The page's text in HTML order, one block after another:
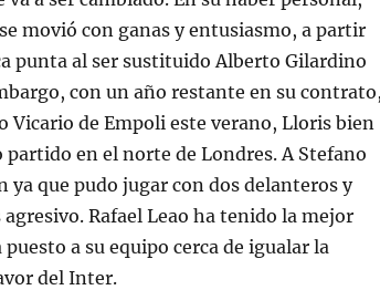
movió con ganas y entusiasmo, a partir
punta al ser sustituido Alberto Gilardino
con un año restante en su
Vicario de Empoli este verano, Lloris bien
en el norte de Londres. A Stefano
que pudo jugar con dos delanteros y
Rafael Leao ha tenido la mejor
a su equipo cerca de igualar la
del Inter.